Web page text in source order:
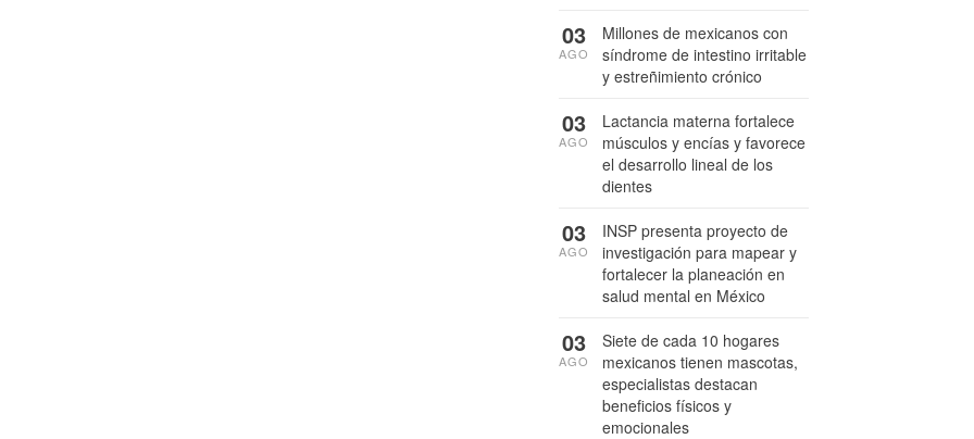
Millones de mexicanos con
síndrome de intestino irritable
y estreñimiento crónico
03
AGO
Lactancia materna fortalece
músculos y encías y favorece
el desarrollo lineal de los
dientes
03
AGO
INSP presenta proyecto de
investigación para mapear y
fortalecer la planeación en
salud mental en México
03
AGO
Siete de cada 10 hogares
mexicanos tienen mascotas,
especialistas destacan
beneficios físicos y
emocionales
03
AGO